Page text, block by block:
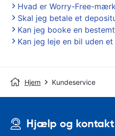
Hvad er Worry-Free-
Skal jeg betale et
Kan jeg booke en
Kan jeg leje en bil uden
Hjem Kundeservice
Hjælp og kontakt